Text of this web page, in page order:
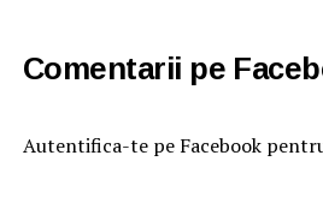
Comentarii pe
Autentifica-te pe Facebook